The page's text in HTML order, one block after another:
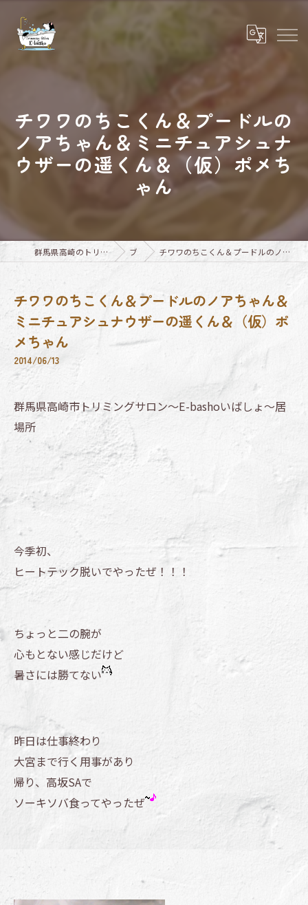
チワワのちこくん＆プードルの
ノアちゃん＆ミニチュアシュナ
ウザーの遥くん＆（仮）ポメち
ゃん
群馬県高崎のトリミングならTrimming Salon E-basho ブログ チワワのちこくん＆プードルのノアちゃん＆ミニチュアシュナウザーの遥くん＆（仮）ポメちゃん
チワワのちこくん＆プードルのノアちゃん＆
ミニチュアシュナウザーの遥くん＆（仮）ポ
メちゃん
2014/06/13
群馬県高崎市トリミングサロン～E-bashoいばしょ～居
場所
今季初、
ヒートテック脱いでやったぜ！！！
ちょっと二の腕が
心もとない感じだけど
暑さには勝てない
昨日は仕事終わり
大宮まで行く用事があり
帰り、高坂SAで
ソーキソバ食ってやったぜ